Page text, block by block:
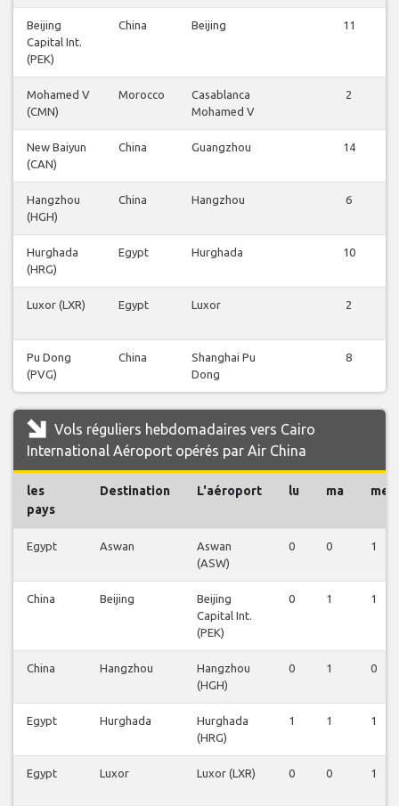
Beijing
Capital Int.
(PEK)
China Beijing 11
Mohamed V
(CMN)
Morocco
Casablanca
Mohamed V
2
New Baiyun
(CAN)
China Guangzhou 14
Hangzhou
(HGH)
China Hangzhou 6
Hurghada
(HRG)
Egypt Hurghada 10
Luxor (LXR) Egypt Luxor 2
Pu Dong
(PVG)
China
Shanghai Pu
Dong
8
Vols réguliers hebdomadaires vers Cairo
International Aéroport opérés par Air China
les
pays
Destination L'aéroport lu ma me
Egypt Aswan
Aswan
(ASW)
0 0 1
China Beijing
Beijing
Capital Int.
(PEK)
0 1 1
China Hangzhou
Hangzhou
(HGH)
0 1 0
Egypt Hurghada
Hurghada
(HRG)
1 1 1
Egypt Luxor Luxor (LXR) 0 0 1